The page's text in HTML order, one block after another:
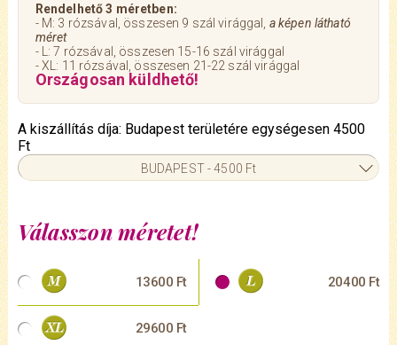
Rendelhető 3 méretben:
- M: 3 rózsával, összesen 9 szál virággal, a képen látható
méret
- L: 7 rózsával, összesen 15-16 szál virággal
- XL: 11 rózsával, összesen 21-22 szál virággal
Országosan küldhető!
Válasszon méretet!
13600 Ft 20400 Ft
29600 Ft
A kiszállítás díja: Budapest területére egységesen 4500
Ft
BUDAPEST - 4500 Ft